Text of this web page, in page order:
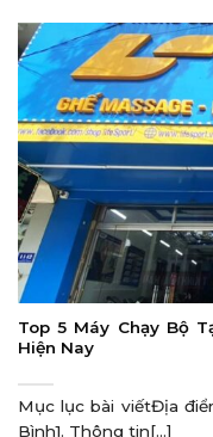
Top 5 Máy Chạy Bộ
Hiện Nay
Mục lục bài viếtĐịa
Bình1. Thông tin[...]